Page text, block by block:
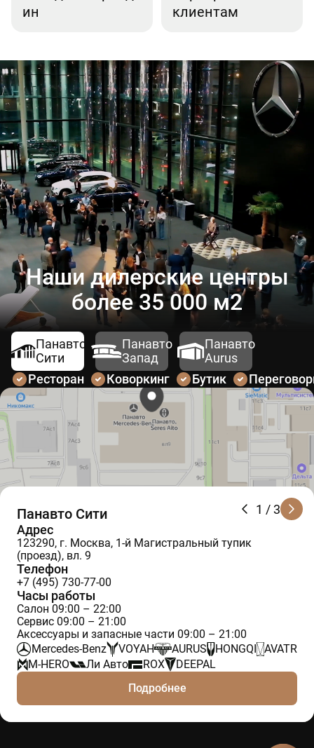
ин
клиентам
Наши дилерские центры
более 35 000 м2
Панавто
Сити
Панавто
Запад
Панавто
Aurus
Ресторан
Коворкинг Бутик
1 / 3
Панавто Сити
Адрес
123290, г. Москва, 1-й Магистральный тупик
(проезд), вл. 9
Телефон
+7 (495) 730-77-00
Часы работы
Салон 09:00 – 22:00
Сервис 09:00 – 21:00
Аксессуары и запасные части 09:00 – 21:00
Mercedes-Benz
VOYAH AURUS HONGQI
AVATR
M-HERO
Ли Авто ROX
DEEPAL
Подробнее